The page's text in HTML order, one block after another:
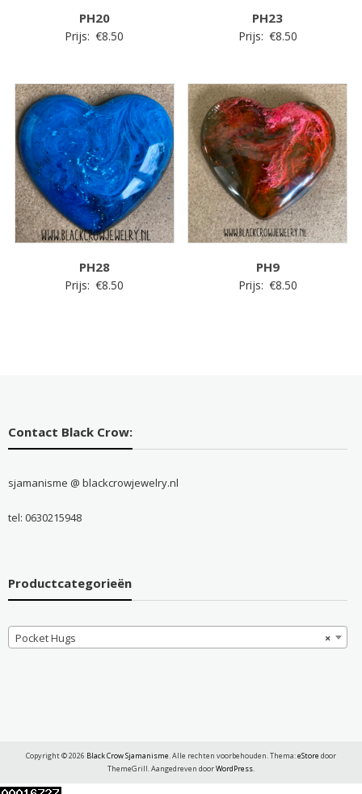
PH20
Prijs: €8.50
PH23
Prijs: €8.50
PH28
Prijs: €8.50
PH9
Prijs: €8.50
Contact Black Crow:
sjamanisme @ blackcrowjewelry.nl
tel: 0630215948
Productcategorieën
×
Pocket Hugs
Copyright © 2026 Black Crow Sjamanisme. Alle rechten voorbehouden. Thema:eStore door
ThemeGrill. Aangedreven doorWordPress.